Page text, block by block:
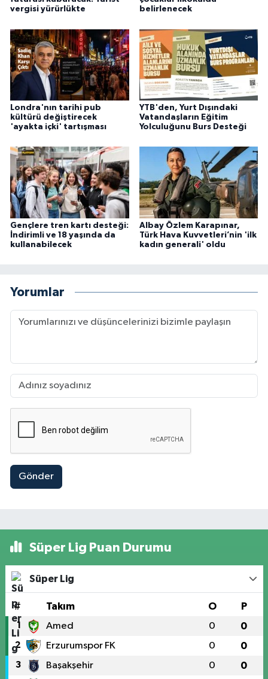
vergisi yürürlükte
belirlenecek
Londra'nın tarihi pub
kültürü değiştirecek
'ayakta içki' tartışması
YTB'den, Yurt Dışındaki
Vatandaşların Eğitim
Yolculuğunu Burs Desteği
Gençlere tren kartı desteği:
İndirimli ve 18 yaşında da
kullanabilecek
Albay Özlem Karapınar,
Türk Hava Kuvvetleri’nin 'ilk
kadın generali' oldu
Yorumlar
Gönder
Süper Lig Puan Durumu
Süper Lig
# Takım O P
1 Amed 0 0
2 Erzurumspor FK 0 0
3 Başakşehir 0 0